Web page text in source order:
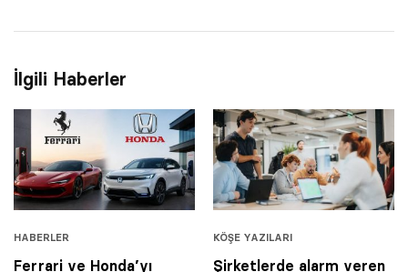
İlgili Haberler
HABERLER
Ferrari ve Honda’yı
KÖŞE YAZILARI
Şirketlerde alarm veren